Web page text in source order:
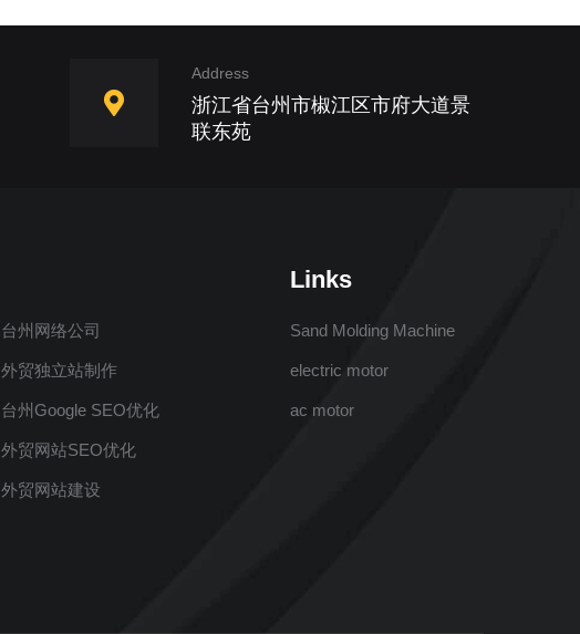
Address
浙江省台州市椒江区市府大道景
联东苑
台州网络公司
外贸独立站制作
台州Google SEO优化
外贸网站SEO优化
外贸网站建设
Links
Sand Molding Machine
electric motor
ac motor